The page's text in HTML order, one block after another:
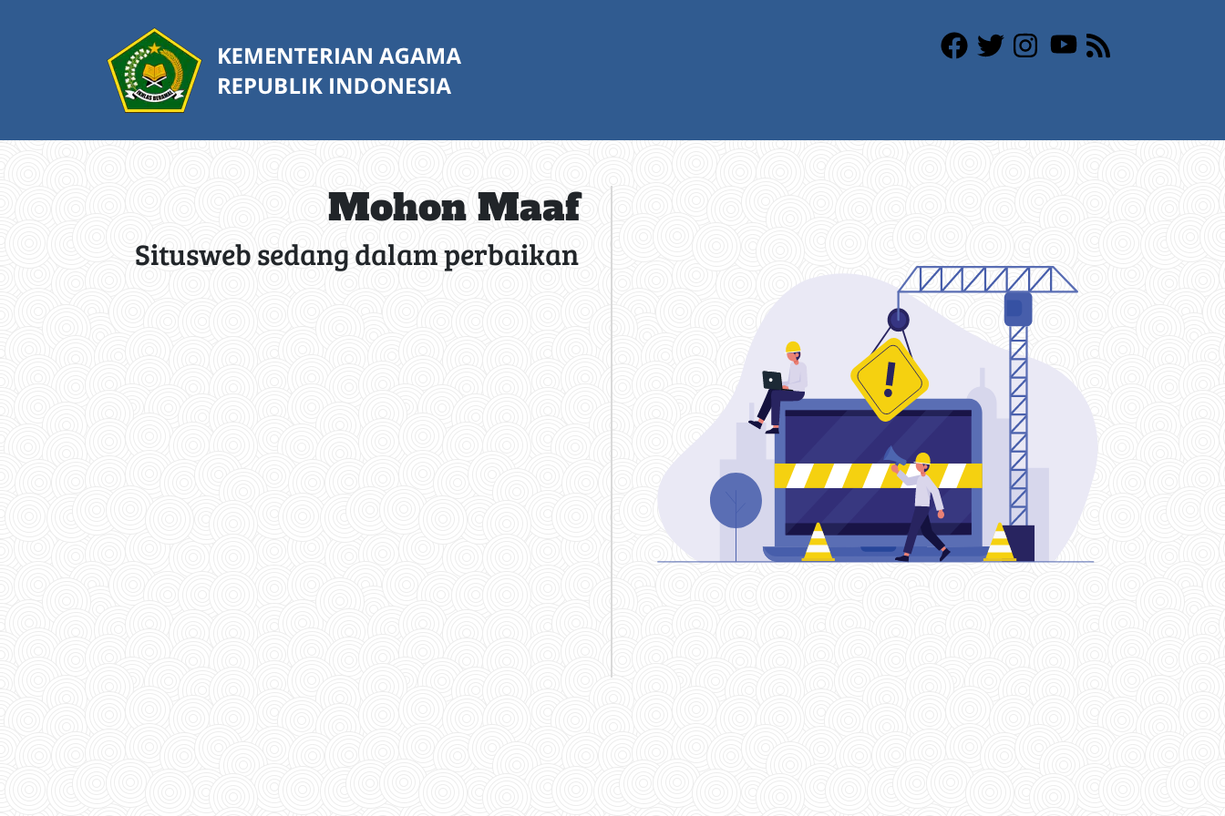
Mohon Maaf
Situsweb sedang dalam perbaikan